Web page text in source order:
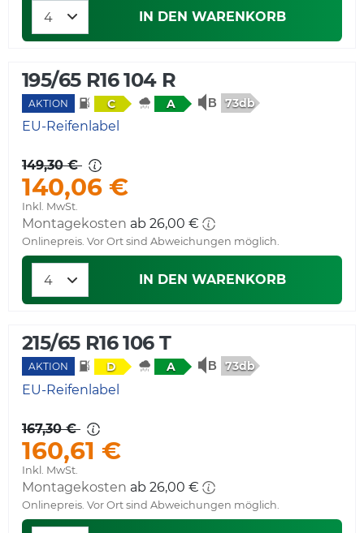
IN DEN WARENKORB
195/65 R16 104 R
AKTION C A 73db
EU-Reifenlabel
149,30 €
140,06 €
Inkl. MwSt.
Montagekosten ab 26,00 €
Onlinepreis. Vor Ort sind Abweichungen möglich.
IN DEN WARENKORB
215/65 R16 106 T
AKTION D A 73db
EU-Reifenlabel
167,30 €
160,61 €
Inkl. MwSt.
Montagekosten ab 26,00 €
Onlinepreis. Vor Ort sind Abweichungen möglich.